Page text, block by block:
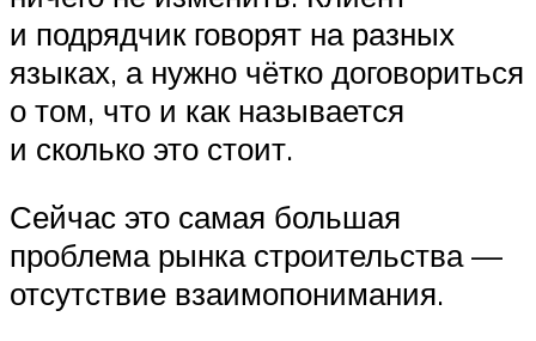
и подрядчик говорят на разных
языках, а нужно чётко договориться
о том, что и как называется
и сколько это стоит.
Сейчас это самая большая
проблема рынка строительства —
отсутствие взаимопонимания.